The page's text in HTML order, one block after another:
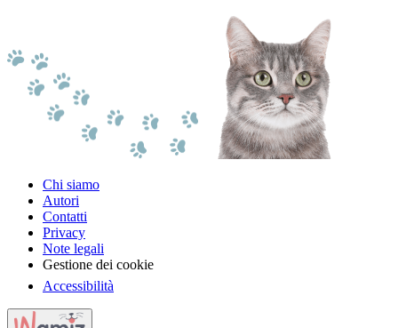
Chi siamo
Autori
Contatti
Privacy
Note legali
Gestione dei cookie
Accessibilità